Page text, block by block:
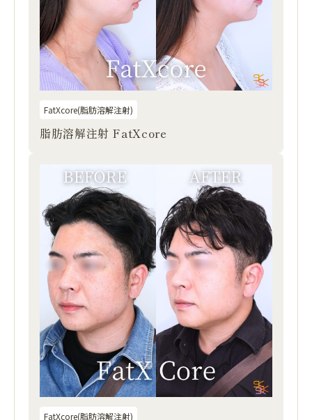
FatXcore(脂肪溶解注射)
脂肪溶解注射 FatXcore
FatXcore(脂肪溶解注射)